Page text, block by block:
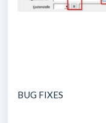
BUG FIXES